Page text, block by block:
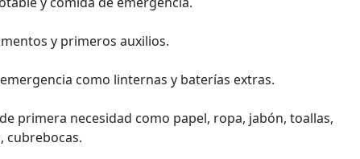
y primeros auxilios.
como linternas y baterías extras.
primera necesidad como papel, ropa, jabón, toallas,
cubrebocas.